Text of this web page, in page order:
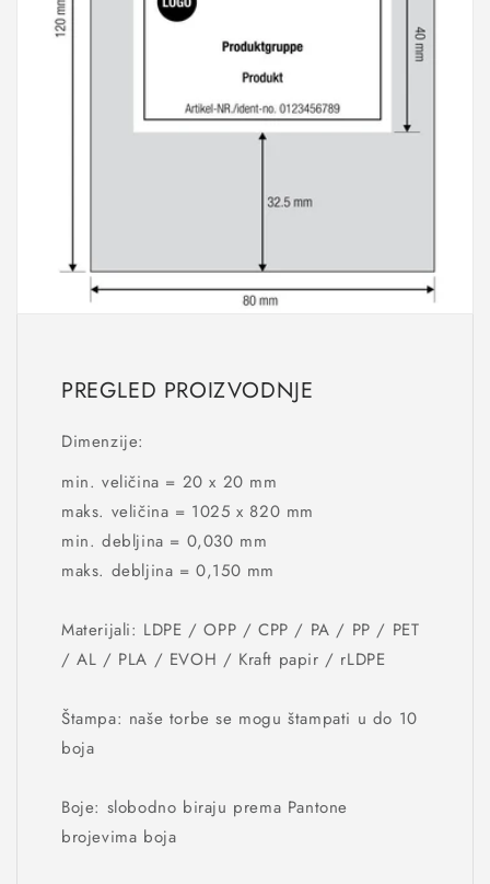
PREGLED PROIZVODNJE
Dimenzije:
min. veličina = 20 x 20 mm
maks. veličina = 1025 x 820 mm
min. debljina = 0,030 mm
maks. debljina = 0,150 mm
Materijali: LDPE / OPP / CPP / PA / PP / PET
/ AL / PLA / EVOH / Kraft papir / rLDPE
Štampa: naše torbe se mogu štampati u do 10
boja
Boje: slobodno biraju prema Pantone
brojevima boja